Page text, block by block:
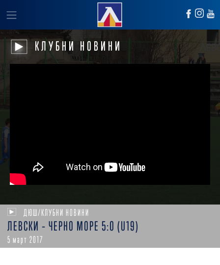
КЛУБНИ НОВИНИ
ДЮШ/КЛУБНИ НОВИНИ
ЛЕВСКИ – ЧЕРНО МОРЕ 5:0 (U19)
5 март 2017